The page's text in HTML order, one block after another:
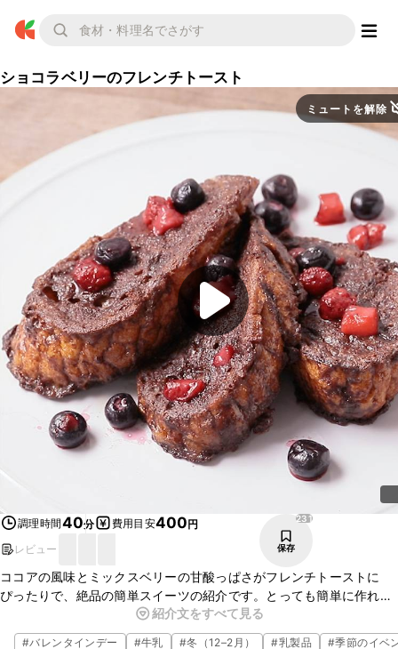
ショコラベリーのフレンチトースト
ミュートを解除
調理時間40分 費用目安400円
レビュー
231
保存
ココアの風味とミックスベリーの甘酸っぱさがフレンチトーストに
ぴったりで、絶品の簡単スイーツの紹介です。とっても簡単に作れる
のでおやつやデザート、朝食などにもぴったりなす。ぜひ、作ってみ
てはいかがでしょうか。
紹介文をすべて見る
#バレンタインデー #牛乳 #冬（12–2月） #乳製品 #季節のイベ